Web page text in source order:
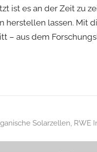
ist es an der Zeit zu
lassen. Mit
– aus dem
Solarzellen, RWE